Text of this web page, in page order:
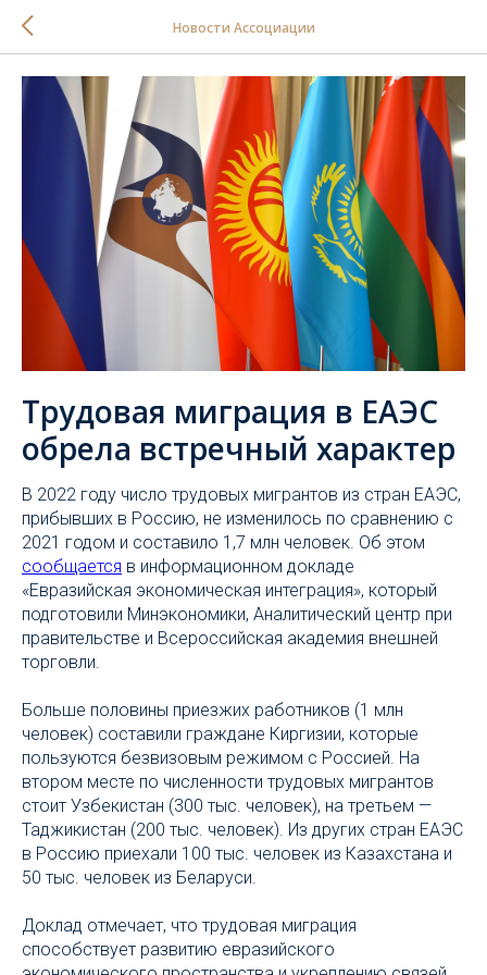
Новости Ассоциации
Трудовая миграция в ЕАЭС
обрела встречный характер
В 2022 году число трудовых мигрантов из стран ЕАЭС,
прибывших в Россию, не изменилось по сравнению с
2021 годом и составило 1,7 млн человек. Об этом
сообщается в информационном докладе
«Евразийская экономическая интеграция», который
подготовили Минэкономики, Аналитический центр при
правительстве и Всероссийская академия внешней
торговли.
Больше половины приезжих работников (1 млн
человек) составили граждане Киргизии, которые
пользуются безвизовым режимом с Россией. На
втором месте по численности трудовых мигрантов
стоит Узбекистан (300 тыс. человек), на третьем —
Таджикистан (200 тыс. человек). Из других стран ЕАЭС
в Россию приехали 100 тыс. человек из Казахстана и
50 тыс. человек из Беларуси.
Доклад отмечает, что трудовая миграция
способствует развитию евразийского